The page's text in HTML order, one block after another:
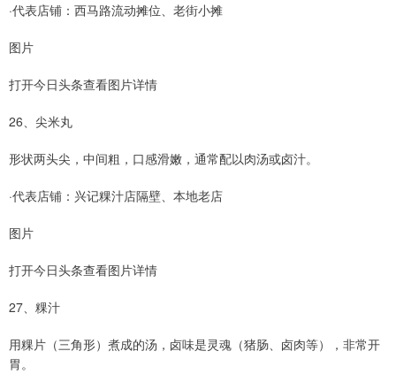
·代表店铺：西马路流动摊位、老街小摊
图片
打开今日头条查看图片详情
26、尖米丸
形状两头尖，中间粗，口感滑嫩，通常配以肉汤或卤汁。
·代表店铺：兴记粿汁店隔壁、本地老店
图片
打开今日头条查看图片详情
27、粿汁
用粿片（三角形）煮成的汤，卤味是灵魂（猪肠、卤肉等），非常开
胃。